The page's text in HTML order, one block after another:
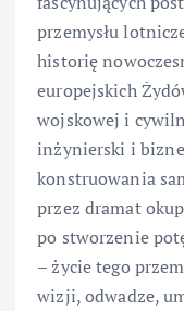
przemysłu
historię
europejskich
wojskowej i
inżynierski i
konstruowania
przez dramat
po stworzenie
– życie tego
wizji, odwadze,